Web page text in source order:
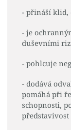
- přináší klid,
- je
duševními
- pohlcuje
- dodává
pomáhá při
schopnosti,
představivost